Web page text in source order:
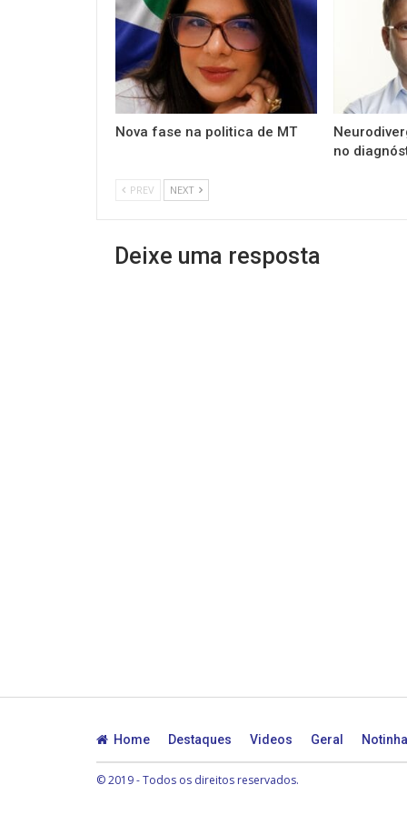
Nova fase na politica de MT
no
PREV NEXT
Deixe uma resposta
Home Destaques Videos Geral
© 2019 - Todos os direitos reservados.